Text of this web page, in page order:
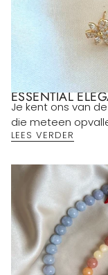
ESSENTIAL
Je kent ons van
die meteen
LEES VERDER